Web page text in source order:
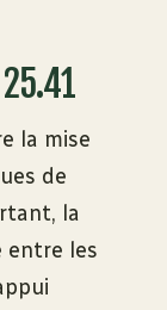
la mise
de
la
entre les